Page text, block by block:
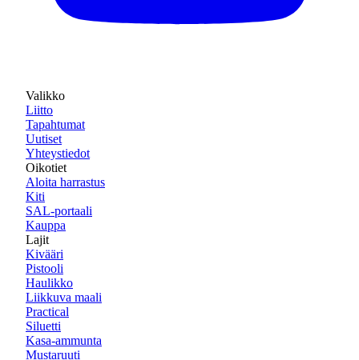
Valikko
Liitto
Tapahtumat
Uutiset
Yhteystiedot
Oikotiet
Aloita harrastus
Kiti
SAL-portaali
Kauppa
Lajit
Kivääri
Pistooli
Haulikko
Liikkuva maali
Practical
Siluetti
Kasa-ammunta
Mustaruuti